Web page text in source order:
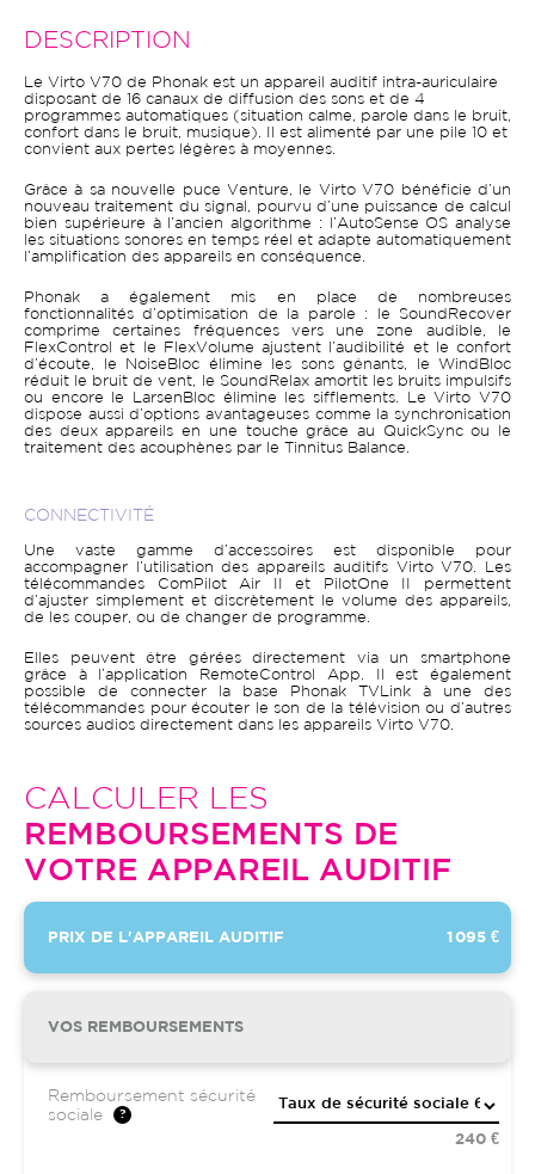
DESCRIPTION
Le Virto V70 de Phonak est un appareil auditif intra-auriculaire
disposant de 16 canaux de diffusion des sons et de 4
programmes automatiques (situation calme, parole dans le bruit,
confort dans le bruit, musique). Il est alimenté par une pile 10 et
convient aux pertes légères à moyennes.
Grâce à sa nouvelle puce Venture, le Virto V70 bénéficie d’un
nouveau traitement du signal, pourvu d’une puissance de calcul
bien supérieure à l’ancien algorithme : l’AutoSense OS analyse
les situations sonores en temps réel et adapte automatiquement
l’amplification des appareils en conséquence.
Phonak a également mis en place de nombreuses
fonctionnalités d’optimisation de la parole : le SoundRecover
comprime certaines fréquences vers une zone audible, le
FlexControl et le FlexVolume ajustent l’audibilité et le confort
d’écoute, le NoiseBloc élimine les sons gênants, le WindBloc
réduit le bruit de vent, le SoundRelax amortit les bruits impulsifs
ou encore le LarsenBloc élimine les sifflements. Le Virto V70
dispose aussi d’options avantageuses comme la synchronisation
des deux appareils en une touche grâce au QuickSync ou le
traitement des acouphènes par le Tinnitus Balance.
CONNECTIVITÉ
Une vaste gamme d’accessoires est disponible pour
accompagner l’utilisation des appareils auditifs Virto V70. Les
télécommandes ComPilot Air II et PilotOne II permettent
d’ajuster simplement et discrètement le volume des appareils,
de les couper, ou de changer de programme.
Elles peuvent être gérées directement via un smartphone
grâce à l’application RemoteControl App. Il est également
possible de connecter la base Phonak TVLink à une des
télécommandes pour écouter le son de la télévision ou d’autres
sources audios directement dans les appareils Virto V70.
CALCULER LES
REMBOURSEMENTS DE
VOTRE APPAREIL AUDITIF
PRIX DE L'APPAREIL AUDITIF 1 095 €
VOS REMBOURSEMENTS
Remboursement sécurité
sociale
240 €